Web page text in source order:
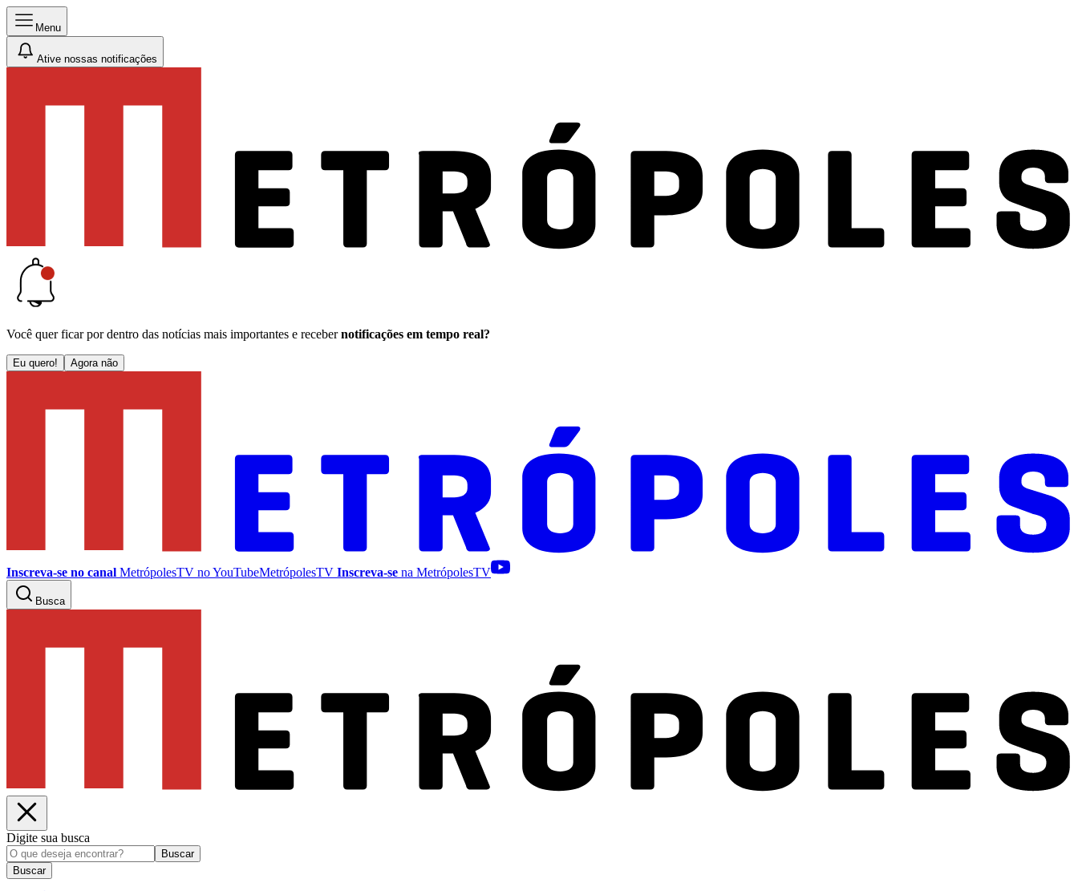
Menu
Ative nossas notificações
Você quer ficar por dentro das notícias mais importantes e receber notificações em tempo real?
Eu quero! Agora não
Inscreva-se no canal MetrópolesTV noYouTubeMetrópolesTV Inscreva-se na MetrópolesTV
Busca
Digite sua busca
Buscar
Buscar